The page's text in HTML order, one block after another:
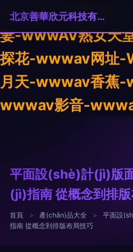
wwwAV伦理电影-
妻-wwwAV熟女天
探花-wwwav网址-
月天-wwwav香蕉-
wwwav影音-
北京善華欣元科技有限公司
平面設(shè)計(jì)版
(jì)指南 從概念到排
首頁 > 產(chǎn)品大全 >
平面設
指南 從概念到排版布局技巧